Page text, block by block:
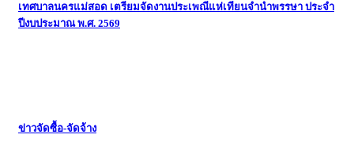
เทศบาลนครแม่สอด เตรียมจัดงานประเพณีแห่เทียนจำนำพรรษา ประจำ
ปีงบประมาณ พ.ศ. 2569
ข่าวจัดซื้อ-จัดจ้าง